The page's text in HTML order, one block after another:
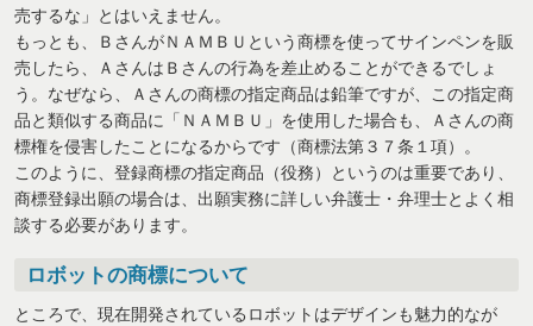
売するな」とはいえません。
もっとも、ＢさんがＮＡＭＢＵという商標を使ってサインペンを販
売したら、ＡさんはＢさんの行為を差止めることができるでしょ
う。なぜなら、Ａさんの商標の指定商品は鉛筆ですが、この指定商
品と類似する商品に「ＮＡＭＢＵ」を使用した場合も、Ａさんの商
標権を侵害したことになるからです（商標法第３７条１項）。
このように、登録商標の指定商品（役務）というのは重要であり、
商標登録出願の場合は、出願実務に詳しい弁護士・弁理士とよく相
談する必要があります。
ロボットの商標について
ところで、現在開発されているロボットはデザインも魅力的なが